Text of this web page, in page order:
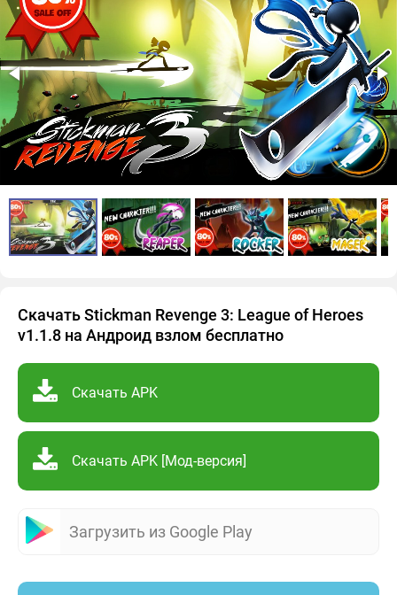
Скачать Stickman Revenge 3: League of Heroes
v1.1.8 на Андроид взлом бесплатно
Скачать APK
Скачать APK [Мод-версия]
Загрузить из Google Play